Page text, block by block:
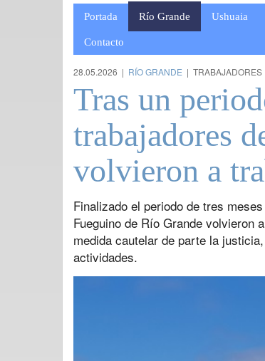
Portada Río Grande Ushuaia
Contacto
28.05.2026 | RÍO GRANDE | TRABAJADORES
Tras un
trabajadores
volvieron a
Finalizado el periodo de tres
Fueguino de Río Grande volvieron
medida cautelar de parte la
actividades.